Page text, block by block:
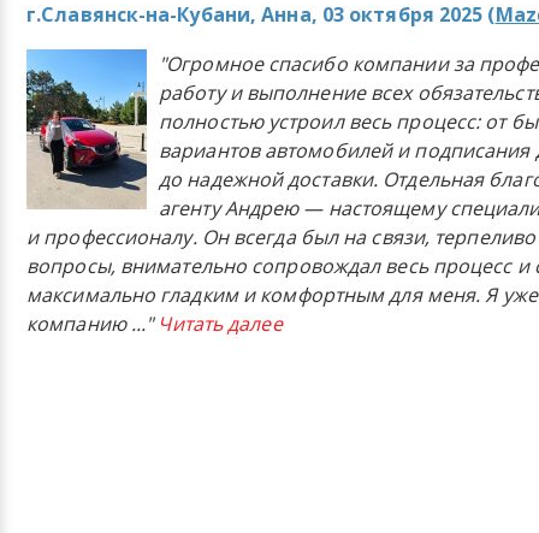
г.Славянск-на-Кубани, Анна, 03 октября 2025 (
"Огромное спасибо компании за
работу и выполнение всех
полностью устроил весь процесс: от
вариантов автомобилей и подписания
до надежной доставки. Отдельная
агенту Андрею — настоящему
и профессионалу. Он всегда был на связи,
вопросы, внимательно сопровождал весь процесс и
максимально гладким и комфортным для меня. Я
компанию..." Читать далее